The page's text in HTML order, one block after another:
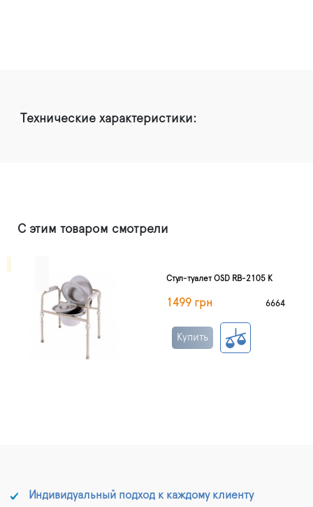
Технические характеристики:
С этим товаром смотрели
Стул-туалет OSD RB-2105 K
1499 грн 6664
Купить
Индивидуальный подход к каждому клиенту